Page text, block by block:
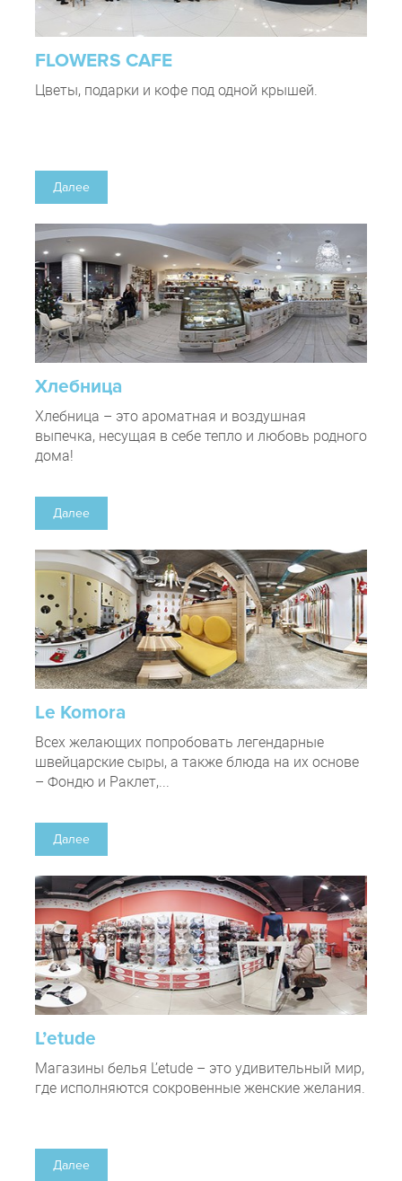
FLOWERS CAFE
Цветы, подарки и кофе под одной крышей.
Далее
Хлебница
Хлебница – это ароматная и воздушная
выпечка, несущая в себе тепло и любовь родного
дома!
Далее
Le Komora
Всех желающих попробовать легендарные
швейцарские сыры, а также блюда на их основе
– Фондю и Раклет,...
Далее
L’etude
Магазины белья L’etude – это удивительный мир,
где исполняются сокровенные женские желания.
Далее